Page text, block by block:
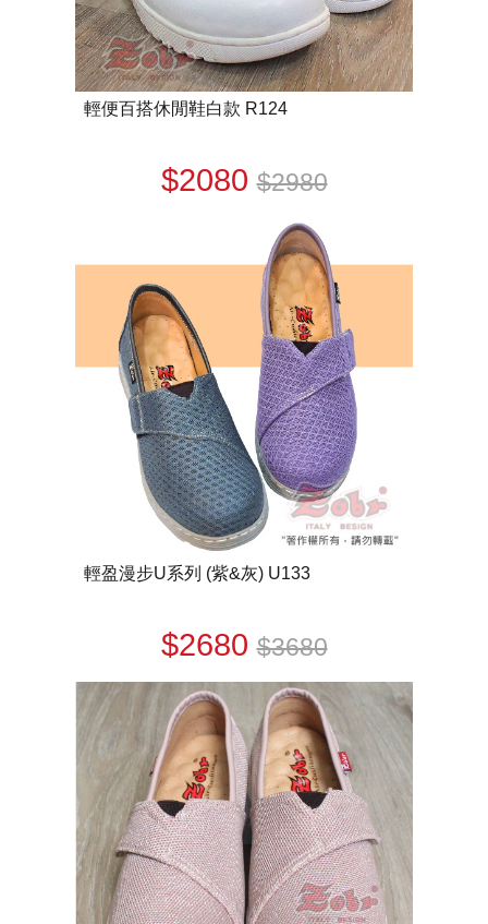
輕便百搭休閒鞋白款 R124
$2080$2980
輕盈漫步U系列 (紫&灰) U133
$2680$3680